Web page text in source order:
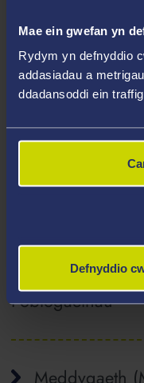
Mae ein gwefan yn
Rydym yn defnyddio
addasiadau a
ddadansoddi ein
Defnyddio
Biocemeg
Gwyddorau
Poblogaethau
Meddygaeth